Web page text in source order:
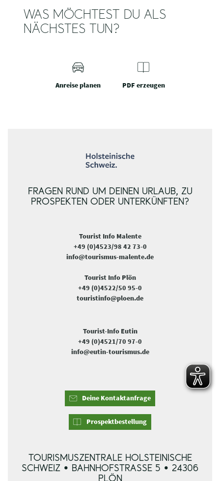
WAS MÖCHTEST DU ALS
NÄCHSTES TUN?
Anreise planen PDF erzeugen
FRAGEN RUND UM DEINEN URLAUB, ZU
PROSPEKTEN ODER UNTERKÜNFTEN?
Tourist Info Malente
+49 (0)4523/98 42 73-0
info@tourismus-malente.de
Tourist Info Plön
+49 (0)4522/50 95-0
touristinfo@ploen.de
Tourist-Info Eutin
+49 (0)4521/70 97-0
info@eutin-tourismus.de
Deine Kontaktanfrage
Prospektbestellung
TOURISMUSZENTRALE HOLSTEINISCHE
SCHWEIZ • BAHNHOFSTRASSE 5 • 24306 P